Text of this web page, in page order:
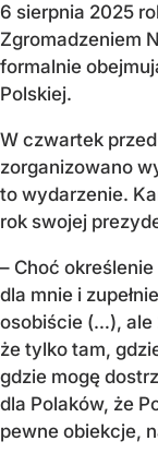
6 sierpnia 2025
Zgromadzeniem
formalnie
Polskiej.
W czwartek
zorganizowano
to wydarzenie.
rok swojej
– Choć
dla mnie i
osobiście (…), ale
że tylko tam,
gdzie mogę
dla Polaków, że
pewne obiekcje,